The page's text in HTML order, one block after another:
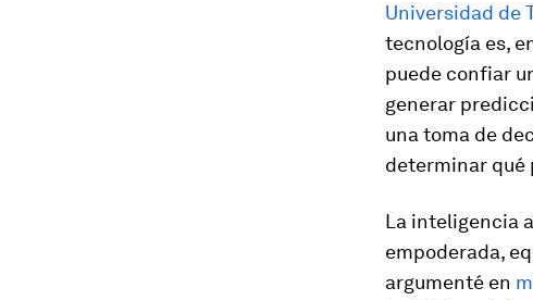
Universidad de
tecnología es,
puede confiar
generar
una toma de
determinar qué
La inteligencia
empoderada,
argumenté en